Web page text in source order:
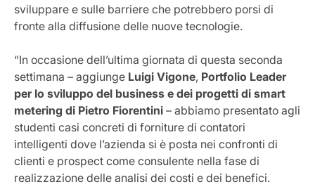
sviluppare e sulle barriere che potrebbero porsi di
fronte alla diffusione delle nuove tecnologie.
“In occasione dell’ultima giornata di questa seconda
settimana – aggiunge Luigi Vigone, Portfolio Leader
per lo sviluppo del business e dei progetti di smart
metering di Pietro Fiorentini – abbiamo presentato agli
studenti casi concreti di forniture di contatori
intelligenti dove l’azienda si è posta nei confronti di
clienti e prospect come consulente nella fase di
realizzazione delle analisi dei costi e dei benefici.